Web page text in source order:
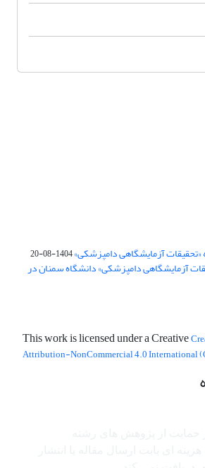
آزمایشگاهی دامپزشکی»1404-08-20
آزمایشگاهی دامپزشکی» دانشگاه سمنان در
This work is licensed under a Creative
Attribution-NonCommercial 4.0 International